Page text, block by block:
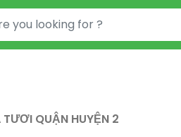
TƯƠI QUẬN HUYỆN 2